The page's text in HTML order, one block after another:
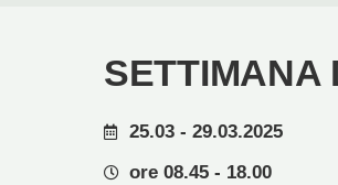
SETTIMANA
25.03 - 29.03.2025
ore 08.45 - 18.00